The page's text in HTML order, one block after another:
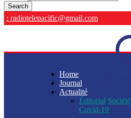
: radiotelepacific@gmail.com
Home
Journal
Actualité
Éditorial Société
Covid-19